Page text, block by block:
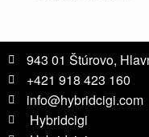
943 01 Štúrovo,
+421 918 423 160
info@hybridcigi.com
Hybridcigi